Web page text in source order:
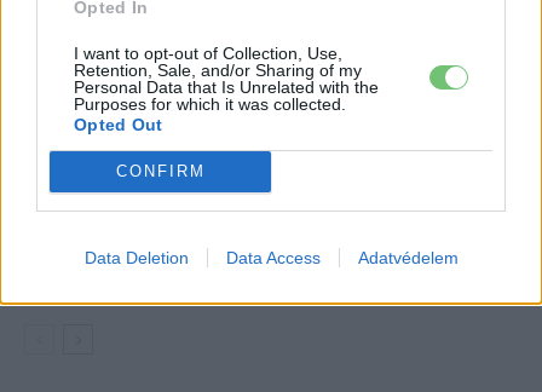
Opted In
I want to opt-out of Collection, Use,
Retention, Sale, and/or Sharing of my
Personal Data that Is Unrelated with the
Purposes for which it was collected.
Opted Out
CONFIRM
Data Deletion Data Access Adatvédelem
sorozatgyártása
Elektromos
8500-an rendeltek vakon egy autót,
amit nem láttak — megkezdődött a
Škoda Peaq gyártása
Elektromos
villanyautó-aránya – közben